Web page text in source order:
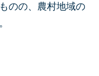
のの、農村地域の